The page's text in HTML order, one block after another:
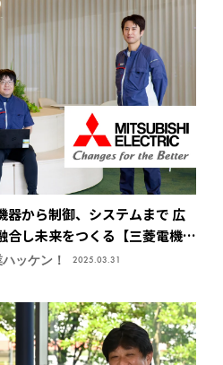
器から制御、システムまで 広
合し未来をつくる【三菱電機株
技術総合研究所】
ッケン！ 2025.03.31